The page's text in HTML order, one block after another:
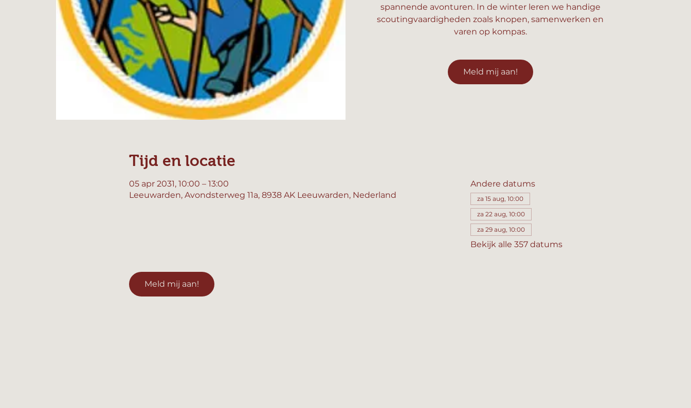
spannende avonturen. In de winter leren we handige
scoutingvaardigheden zoals knopen, samenwerken en
varen op kompas.
Meld mij aan!
Tijd en locatie
05 apr 2031, 10:00 – 13:00
Leeuwarden, Avondsterweg 11a, 8938 AK Leeuwarden, Nederland
Andere datums
za 15 aug, 10:00
za 22 aug, 10:00
za 29 aug, 10:00
Bekijk alle 357 datums
Meld mij aan!